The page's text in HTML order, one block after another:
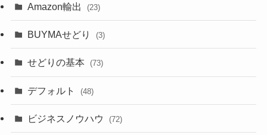
Amazon輸出 (23)
BUYMAせどり (3)
せどりの基本 (73)
デフォルト (48)
ビジネスノウハウ (72)